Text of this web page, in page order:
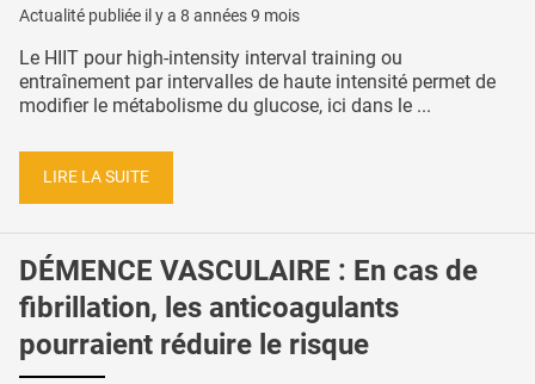
Actualité publiée il y a 8 années 9 mois
Le HIIT pour high-intensity interval training ou
entraînement par intervalles de haute intensité permet de
modifier le métabolisme du glucose, ici dans le ...
LIRE LA SUITE
DÉMENCE VASCULAIRE : En cas de
fibrillation, les anticoagulants
pourraient réduire le risque